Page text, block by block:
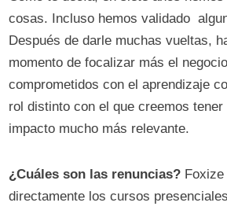
cosas. Incluso hemos validado
Después de darle muchas vueltas,
momento de focalizar más el
comprometidos con el aprendizaje
rol distinto con el que creemos
impacto mucho más relevante.
¿Cuáles son las renuncias?
directamente los cursos